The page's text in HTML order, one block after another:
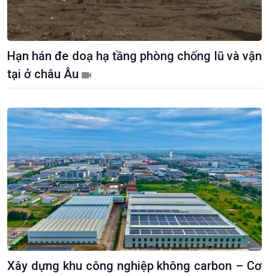
Kinh tế
Tin Kinh tế
Trước giờ mở cửa
Dòng chảy Kinh tế
Sức sống hàng Việt
thương mại
Nông nghiệp & Biển đảo
Tin Nông nghiệp & Biển
đảo
Mùa vàng
Tìm hiểu biển, đảo Việt
Nam
Hạn hán đe doạ hạ tầng phòng chống lũ và vận
tại ở châu Âu
Xây dựng khu công nghiệp không carbon – Cơ